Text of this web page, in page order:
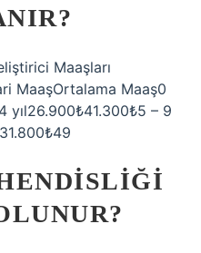
Maaşları
MaaşOrtalama Maaş0
yıl26.900₺41.300₺5 – 9